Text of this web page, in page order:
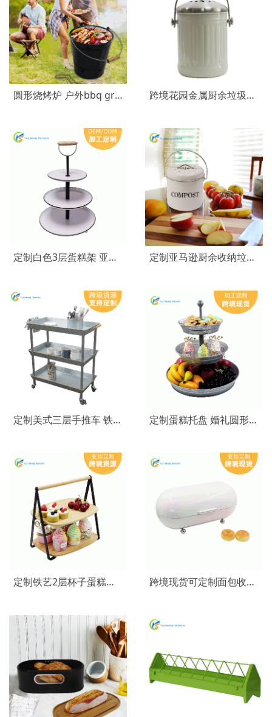
圆形烧烤炉 户外bbq grill烤肉架镀锌铁商用家用烧烤炉 跨境花园金属厨余垃圾桶 含过滤棉家用厨余桶 不锈钢厨房堆肥桶
定制白色3层蛋糕架 亚马逊创意木柄提手镀锌铁圆形蛋糕水果托盘 定制亚马逊厨余收纳垃圾桶 compost bin镀锌铁金属家用厨房垃圾桶
定制美式三层手推车 铁制餐饮厨房多功能收纳移动小推车置物架 定制蛋糕托盘 婚礼圆形镀锌铁皮金属三层水果盘蛋糕架 三层蛋糕盘
定制铁艺2层杯子蛋糕架 欧式果盘竹板点心架 甜品台金属点心架 跨境现货可定制面包收纳箱 欧式椭圆形金属面包储物箱 面包收纳盒